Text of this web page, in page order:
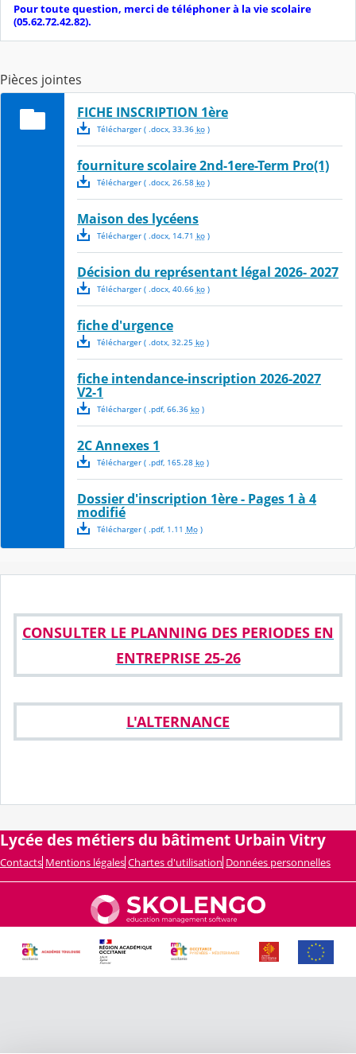
Pour toute question, merci de téléphoner à la vie scolaire
(05.62.72.42.82).
Pièces jointes
FICHE INSCRIPTION 1ère
Télécharger( .docx, 33.36 ko)
fourniture scolaire 2nd-1ere-Term Pro(1)
Télécharger( .docx, 26.58 ko)
Maison des lycéens
Télécharger( .docx, 14.71 ko)
Décision du représentant légal 2026- 2027
Télécharger( .docx, 40.66 ko)
fiche d'urgence
Télécharger( .dotx, 32.25 ko)
fiche intendance-inscription 2026-2027
V2-1
Télécharger( .pdf, 66.36 ko)
2C Annexes 1
Télécharger( .pdf, 165.28 ko)
Dossier d'inscription 1ère - Pages 1 à 4
modifié
Télécharger( .pdf, 1.11 Mo)
CONSULTER LE PLANNING DES PERIODES EN
ENTREPRISE 25-26
L'ALTERNANCE
Lycée des métiers du bâtiment Urbain Vitry
Contacts Mentions légales Chartes d'utilisation Données personnelles